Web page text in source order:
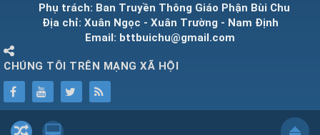
Phụ trách: Ban Truyền Thông Giáo Phận Bùi Chu
Địa chỉ: Xuân Ngọc - Xuân Trường - Nam Định
Email: bttbuichu@gmail.com
CHÚNG TÔI TRÊN MẠNG XÃ HỘI